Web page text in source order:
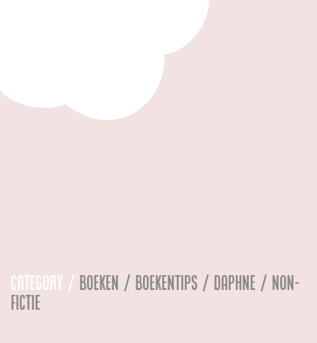
Category / Boeken / Boekentips / Daphne / Non-
Fictie